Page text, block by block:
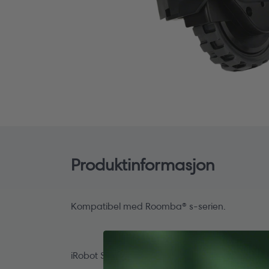
Produktinformasjon
Kompatibel med Roomba® s-serien.
iRobot SKU: 4652240